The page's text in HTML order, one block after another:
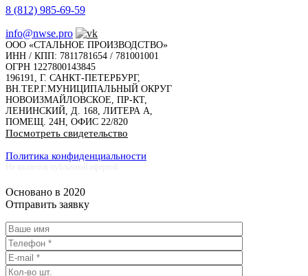
8 (812) 985-69-59
info@nwse.pro
ООО «СТАЛЬНОЕ ПРОИЗВОДСТВО»
ИНН / КПП: 7811781654 / 781001001
ОГРН 1227800143845
196191, Г. САНКТ-ПЕТЕРБУРГ,
ВН.ТЕР.Г.МУНИЦИПАЛЬНЫЙ ОКРУГ
НОВОИЗМАЙЛОВСКОЕ, ПР-КТ,
ЛЕНИНСКИЙ, Д. 168, ЛИТЕРА А,
ПОМЕЩ. 24Н, ОФИС 22/820
Посмотреть свидетельство
Политика конфиденциальности
Основано в 2020
Отправить заявку